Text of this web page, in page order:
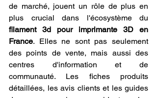
de marché, jouent un rôle de plus en
filament 3d pour imprimante 3D en
France. Elles ne sont pas seulement
des points de vente, mais aussi des
centres d'information et de
communauté. Les fiches produits
détaillées, les avis clients et les guides